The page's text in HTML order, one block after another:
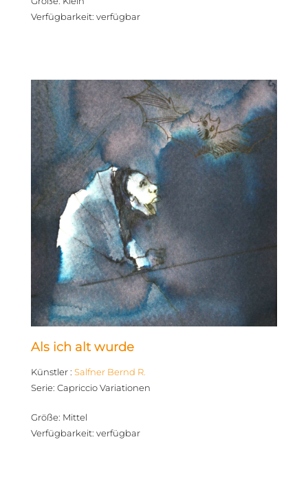
Verfügbarkeit: verfügbar
Als ich alt wurde
Künstler: Salfner Bernd R.
Serie: Capriccio Variationen
Größe: Mittel
Verfügbarkeit: verfügbar